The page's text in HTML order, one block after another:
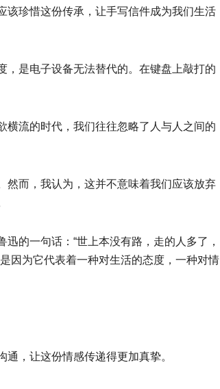
该珍惜这份传承，让手写信件成为我们生活
，是电子设备无法替代的。在键盘上敲打的
横流的时代，我们往往忽略了人与人之间的
然而，我认为，这并不意味着我们应该放弃
的一句话：“世上本没有路，走的人多了，
因为它代表着一种对生活的态度，一种对情
，让这份情感传递得更加真挚。